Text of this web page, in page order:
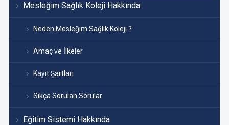
Mesleğim Sağlık Koleji Hakkında
Neden Mesleğim Sağlık Koleji ?
Amaç ve İlkeler
Kayıt Şartları
Sıkça Sorulan Sorular
Eğitim Sistemi Hakkında